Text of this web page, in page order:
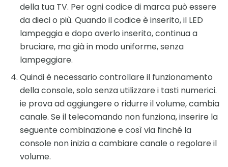
della tua TV. Per ogni codice di marca può essere
da dieci o più. Quando il codice è inserito, il LED
lampeggia e dopo averlo inserito, continua a
bruciare, ma già in modo uniforme, senza
lampeggiare.
Quindi è necessario controllare il funzionamento
della console, solo senza utilizzare i tasti numerici.
ie prova ad aggiungere o ridurre il volume, cambia
canale. Se il telecomando non funziona, inserire la
seguente combinazione e così via finché la
console non inizia a cambiare canale o regolare il
volume.